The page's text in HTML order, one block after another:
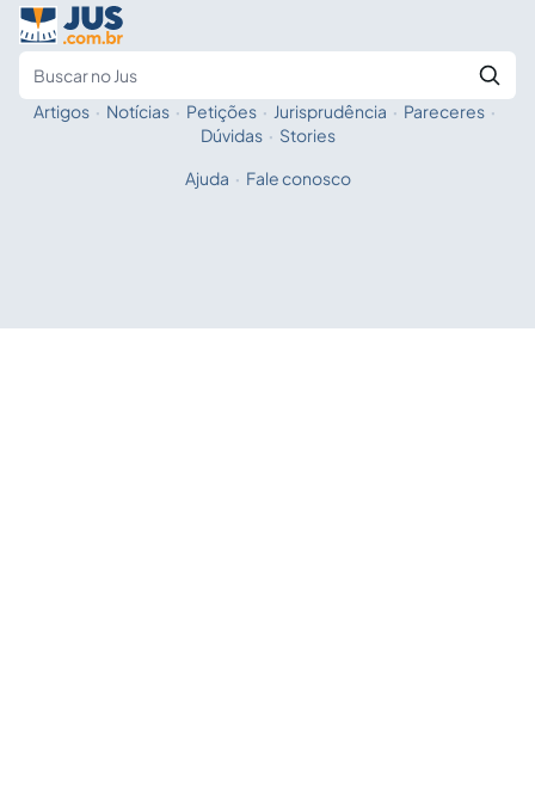
Fale com a IA
Artigos · Notícias · Petições · Jurisprudência · Pareceres ·
Dúvidas · Stories
Ajuda · Fale conosco